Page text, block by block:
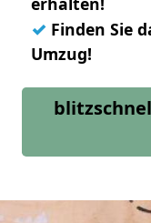
✓ Finden Sie
Umzug!